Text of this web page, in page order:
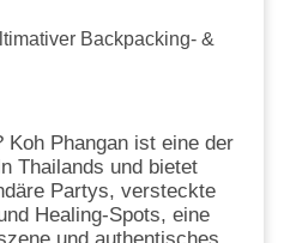
Backpacking- &
Koh Phangan ist eine der
Thailands und bietet
Partys, versteckte
Healing-Spots, eine